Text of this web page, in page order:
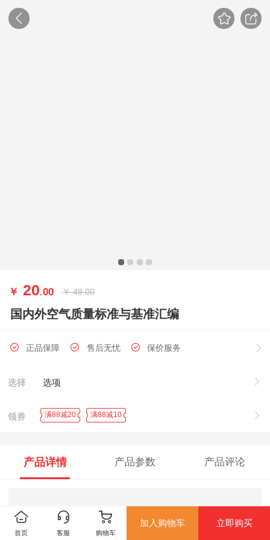
￥ 20.00 ￥ 49.00
国内外空气质量标准与基准汇编
正品保障 售后无忧 保价服务
选择 选项
领券 满88减20 满88减10
产品详情 产品参数 产品评论
首页 客服 购物车
加入购物车 立即购买